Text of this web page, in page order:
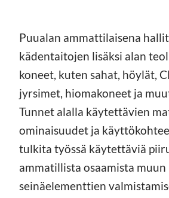
Puualan ammattilaisena
kädentaitojen lisäksi alan
koneet, kuten sahat, höylät,
jyrsimet, hiomakoneet ja
Tunnet alalla käytettävien
ominaisuudet ja
tulkita työssä käytettäviä
ammatillista osaamista muun
seinäelementtien